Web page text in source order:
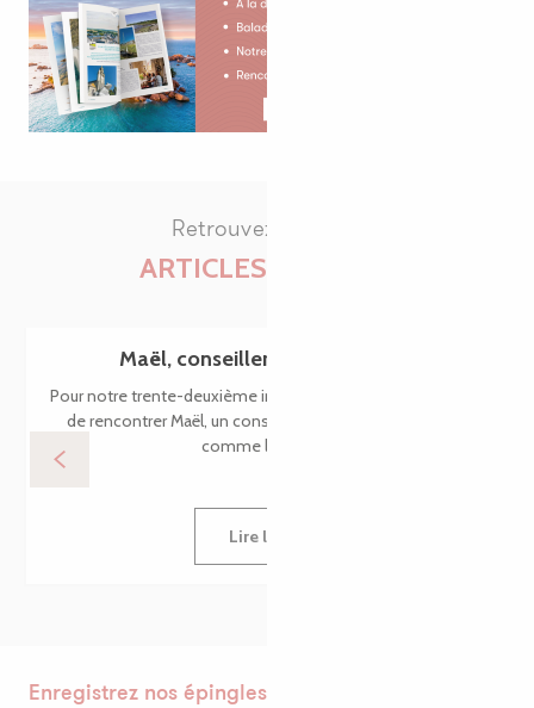
Retrouvez tous les
ARTICLES DU BLOG
Maël, conseiller en séjour virtuel
Pour notre trente-deuxième interview, nous vous proposons
de rencontrer Maël, un conseiller en séjour pas tout à fait
comme les autres…
Lire la suite
Enregistrez nos épingles Pinterest